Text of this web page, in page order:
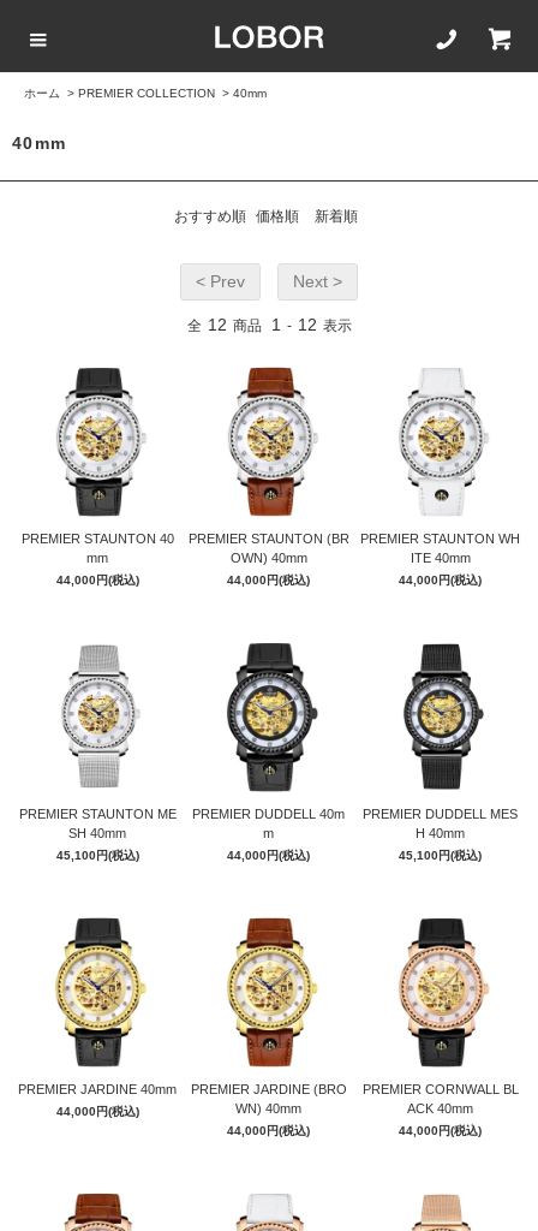
ROSEGOLD
BLUE
SILVER
ホーム > PREMIER COLLECTION > 40mm
40mm
おすすめ順 価格順 新着順
< Prev Next >
全 12 商品 1 - 12 表示
PREMIER STAUNTON 40
mm
44,000円(税込)
PREMIER STAUNTON (BR
OWN) 40mm
44,000円(税込)
PREMIER STAUNTON WH
ITE 40mm
44,000円(税込)
PREMIER STAUNTON ME
SH 40mm
45,100円(税込)
PREMIER DUDDELL 40m
m
44,000円(税込)
PREMIER DUDDELL MES
H 40mm
45,100円(税込)
PREMIER JARDINE 40mm
44,000円(税込)
PREMIER JARDINE (BRO
WN) 40mm
44,000円(税込)
PREMIER CORNWALL BL
ACK 40mm
44,000円(税込)